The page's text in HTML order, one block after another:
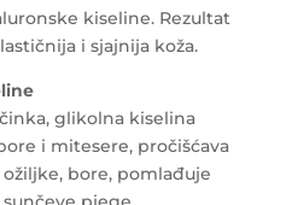
kiseline. Rezultat
i sjajnija koža.
glikolna kiselina
i mitesere, pročišćava
bore, pomlađuje